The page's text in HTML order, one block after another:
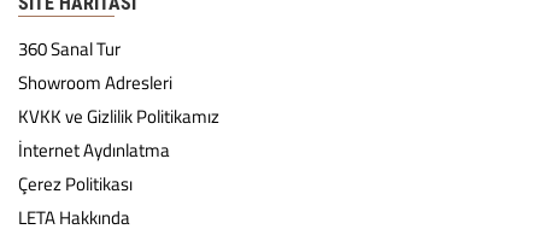
360 Sanal Tur
Showroom Adresleri
KVKK ve Gizlilik Politikamız
İnternet Aydınlatma
Çerez Politikası
LETA Hakkında